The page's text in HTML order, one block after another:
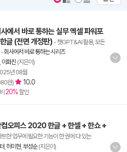
에서 바로 통하는 실무 엑셀 파워포
글 (전면 개정판)- 챗GPT&AI 활용, 모든
-회사에서 바로 통하는 시리즈
이화진 (지은이)
년 08월
원) 10.0
20%할인
오피스 2020 한글 + 한셀 + 한쇼 +
한 업무에 필요한 기능이 한 권에 다 있는
허미현 부성순(지은이)